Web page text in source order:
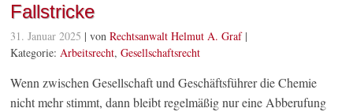
Fallstricke
31. Januar 2025 | vonRechtsanwalt Helmut A. Graf|
Kategorie:Arbeitsrecht,Gesellschaftsrecht
Wenn zwischen Gesellschaft und Geschäftsführer die Chemie
nicht mehr stimmt, dann bleibt regelmäßig nur eine Abberufung